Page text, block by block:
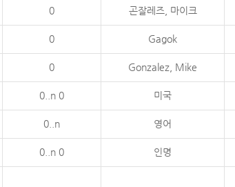
0 곤잘레즈, 마이크
0 Gagok
0 Gonzalez, Mike
0..n 0 미국
0..n 영어
0..n 0 인명